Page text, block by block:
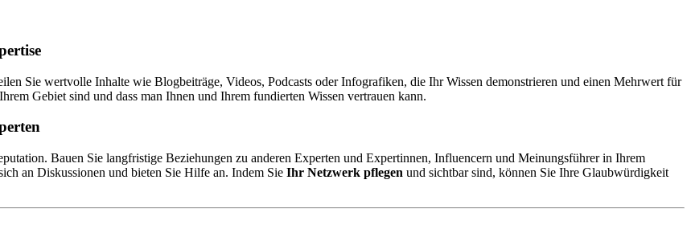
Sie wertvolle Inhalte wie Blogbeiträge, Videos, Podcasts oder Infografiken, die Ihr Wissen demonstrieren und einen Mehrwert für
Gebiet sind und dass man Ihnen und Ihrem fundierten Wissen vertrauen kann.
Bauen Sie langfristige Beziehungen zu anderen Experten und Expertinnen, Influencern und Meinungsführer in Ihrem
an Diskussionen und bieten Sie Hilfe an. Indem Sie Ihr Netzwerk pflegen und sichtbar sind, können Sie Ihre Glaubwürdigkeit